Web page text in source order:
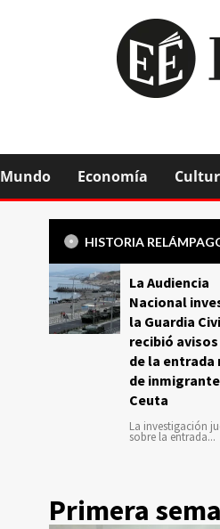
Mundo Economía
HISTORIA
La Audiencia
Nacional
la Guardia
recibió
de la entrada
de
Ceuta
La investigación
sobre la entrada...
Primera